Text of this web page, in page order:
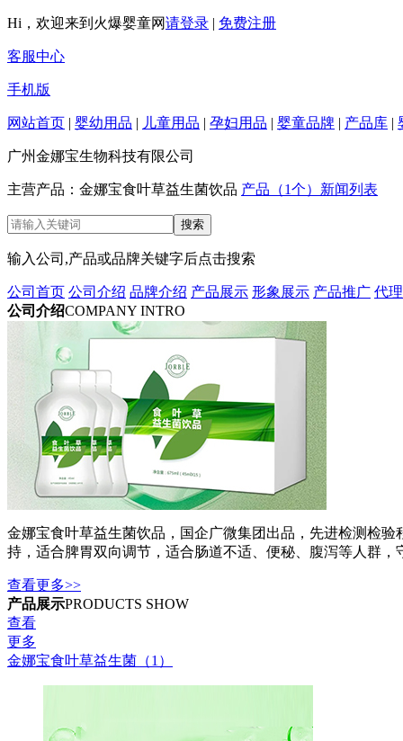
Hi，欢迎来到火爆婴童网请登录 | 免费注册
客服中心
手机版
网站首页 | 婴幼用品 | 儿童用品 | 孕妇用品 | 婴童品牌 | 产品库 |
广州金娜宝生物科技有限公司
主营产品：金娜宝食叶草益生菌饮品 产品（1个） 新闻列表
输入公司,产品或品牌关键字后点击搜索
公司首页 公司介绍 品牌介绍 产品展示 形象展示 产品推广 代
公司介绍COMPANY INTRO
金娜宝食叶草益生菌饮品，国企广微集团出品，先进检测检
持，适合脾胃双向调节，适合肠道不适、便秘、腹泻等人群，
查看更多>>
产品展示PRODUCTS SHOW
查看
更多
金娜宝食叶草益生菌（1）